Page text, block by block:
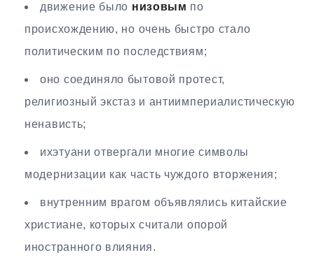
движение было низовым по
происхождению, но очень быстро стало
политическим по последствиям;
оно соединяло бытовой протест,
религиозный экстаз и антиимпериалистическую
ненависть;
ихэтуани отвергали многие символы
модернизации как часть чуждого вторжения;
внутренним врагом объявлялись китайские
христиане, которых считали опорой
иностранного влияния.